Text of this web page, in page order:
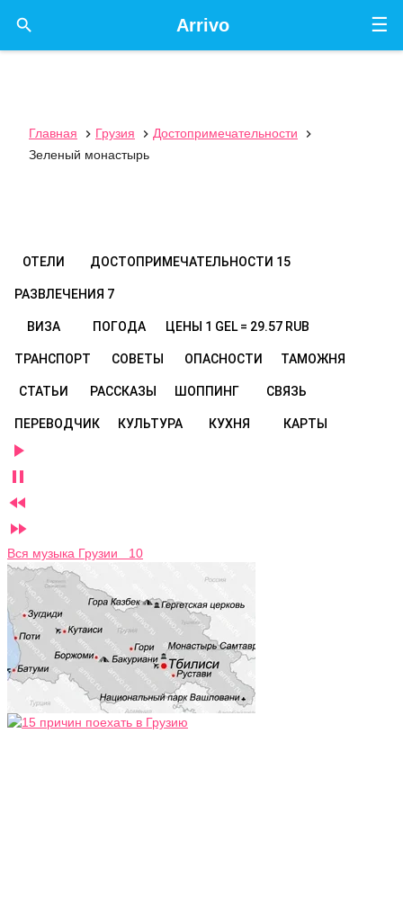
☰
Arrivo

Главная  Грузия  Достопримечательности

Зеленый монастырь
ОТЕЛИ ДОСТОПРИМЕЧАТЕЛЬНОСТИ 15
РАЗВЛЕЧЕНИЯ 7
ВИЗА ПОГОДА ЦЕНЫ 1 GEL = 29.57 RUB
ТРАНСПОРТ СОВЕТЫ ОПАСНОСТИ ТАМОЖНЯ
СТАТЬИ РАССКАЗЫ ШОППИНГ СВЯЗЬ
ПЕРЕВОДЧИК КУЛЬТУРА КУХНЯ КАРТЫ




Вся музыка Грузии 10